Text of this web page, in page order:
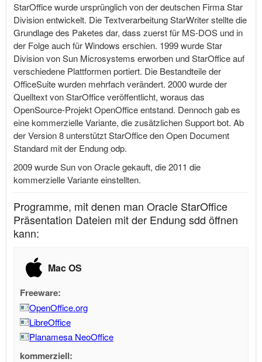
StarOffice wurde ursprünglich von der deutschen Firma Star
Division entwickelt. Die Textverarbeitung StarWriter stellte die
Grundlage des Paketes dar, dass zuerst für MS-DOS und in
der Folge auch für Windows erschien. 1999 wurde Star
Division von Sun Microsystems erworben und StarOffice auf
verschiedene Plattformen portiert. Die Bestandteile der
OfficeSuite wurden mehrfach verändert. 2000 wurde der
Quelltext von StarOffice veröffentlicht, woraus das
OpenSource-Projekt OpenOffice entstand. Dennoch gab es
eine kommerzielle Variante, die zusätzlichen Support bot. Ab
der Version 8 unterstützt StarOffice den Open Document
Standard mit der Endung odp.
2009 wurde Sun von Oracle gekauft, die 2011 die
kommerzielle Variante einstellten.
Programme, mit denen man Oracle StarOffice
Präsentation Dateien mit der Endung sdd öffnen
kann:
Mac OS
Freeware:
OpenOffice.org
LibreOffice
Planamesa NeoOffice
kommerziell: